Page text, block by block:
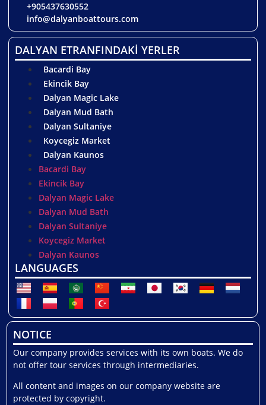
+905437630552
info@dalyanboattours.com
DALYAN ETRANFINDAKİ YERLER
Bacardi Bay
Ekincik Bay
Dalyan Magic Lake
Dalyan Mud Bath
Dalyan Sultaniye
Koycegiz Market
Dalyan Kaunos
Bacardi Bay
Ekincik Bay
Dalyan Magic Lake
Dalyan Mud Bath
Dalyan Sultaniye
Koycegiz Market
Dalyan Kaunos
LANGUAGES
NOTICE
Our company provides services with its own boats. We do
not offer tour services through intermediaries.
All content and images on our company website are
protected by copyright.